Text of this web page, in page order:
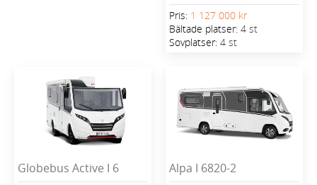
Pris: 1 127 000 kr
Bältade platser: 4 st
Sovplatser: 4 st
Globebus Active I 6 Alpa I 6820-2